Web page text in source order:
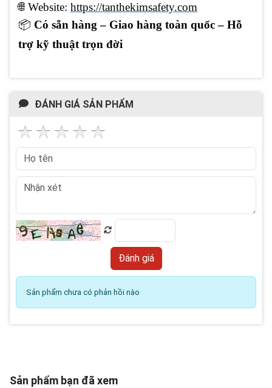
🌐 Website: https://tanthekimsafety.com
📦 Có sẵn hàng – Giao hàng toàn quốc – Hỗ
trợ kỹ thuật trọn đời
ĐÁNH GIÁ SẢN PHẨM
Sản phẩm chưa có phản hồi nào
Sản phẩm bạn đã xem